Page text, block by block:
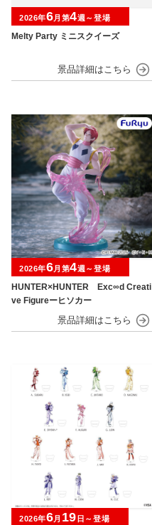
Melty Party ミニスクイーズ
2026年6月第4週～登場
HUNTER×HUNTER Exc∞d Creati
ve Figureーヒソカー
2026年6月第4週～登場
2026年6月 19 日～登場